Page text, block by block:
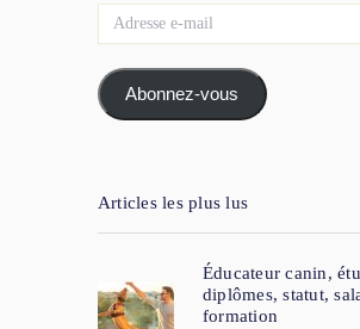
Adresse
Abonnez-vous
Articles les plus lus
Éducateur canin,
diplômes, statut,
formation